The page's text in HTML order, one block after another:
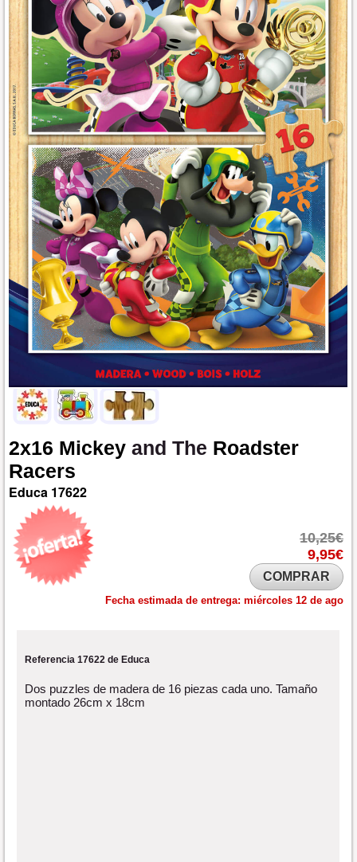
2x16 Mickey and The Roadster
Racers
Educa 17622
10,25€
9,95€
COMPRAR
Fecha estimada de entrega: miércoles 12 de ago
Referencia 17622 de Educa
Dos puzzles de madera de 16 piezas cada uno. Tamaño
montado 26cm x 18cm